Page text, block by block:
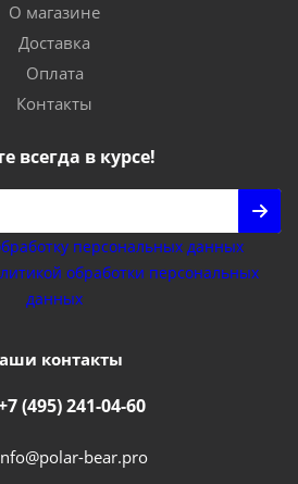
О магазине
Доставка
Оплата
Контакты
всегда в курсе!
персональных данных
обработки персональных
данных
контакты
(495) 241-04-60
bear.pro